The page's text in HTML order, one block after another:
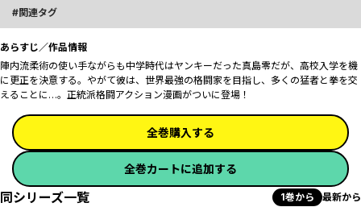
関連タグ
あらすじ／作品情報
陣内流柔術の使い手ながらも中学時代はヤンキーだった真島零だが、高校入学を機
に更正を決意する。やがて彼は、世界最強の格闘家を目指し、多くの猛者と拳を交
えることに…。正統派格闘アクション漫画がついに登場！
全巻購入する
全巻カートに追加する
同シリーズ一覧 1巻から 最新から